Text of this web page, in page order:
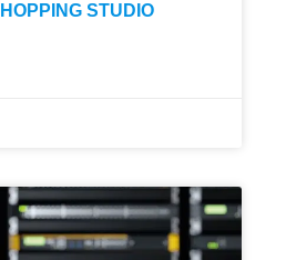
STUDIO